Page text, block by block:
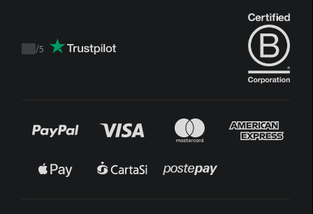
Trustpilot
/5